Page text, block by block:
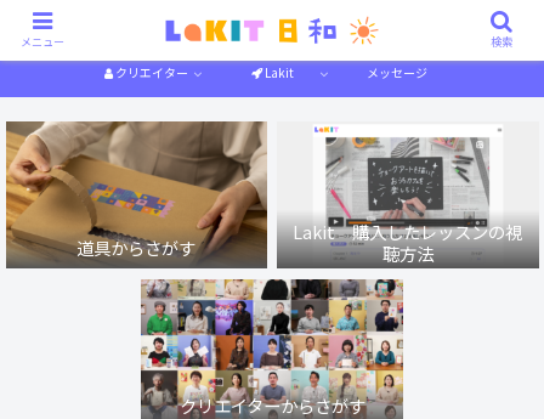
作り方解説 特集一覧
クリエイター Lakit メッセージ
道具からさがす
Lakit 購入したレッスンの視
聴方法
クリエイターからさがす
メニュー 検索